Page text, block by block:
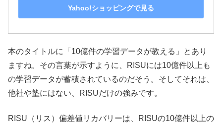
Yahoo!ショッピングで見る
本のタイトルに「10億件の学習データが教える」とあり
ますね。その言葉が示すように、RISUには10億件以上も
の学習データが蓄積されているのだそう。そしてそれは、
他社や塾にはない、RISUだけの強みです。
RISU（リス）偏差値リカバリーは、RISUの10億件以上の